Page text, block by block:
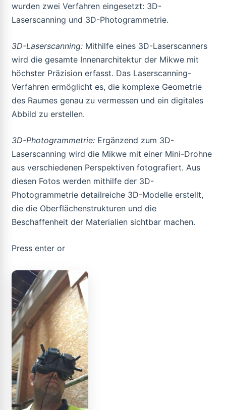
wurden zwei Verfahren eingesetzt: 3D-
Laserscanning und 3D-Photogrammetrie.
3D-Laserscanning: Mithilfe eines 3D-Laserscanners
wird die gesamte Innenarchitektur der Mikwe mit
höchster Präzision erfasst. Das Laserscanning-
Verfahren ermöglicht es, die komplexe Geometrie
des Raumes genau zu vermessen und ein digitales
Abbild zu erstellen.
3D-Photogrammetrie: Ergänzend zum 3D-
Laserscanning wird die Mikwe mit einer Mini-Drohne
aus verschiedenen Perspektiven fotografiert. Aus
diesen Fotos werden mithilfe der 3D-
Photogrammetrie detailreiche 3D-Modelle erstellt,
die die Oberflächenstrukturen und die
Beschaffenheit der Materialien sichtbar machen.
Press enter or